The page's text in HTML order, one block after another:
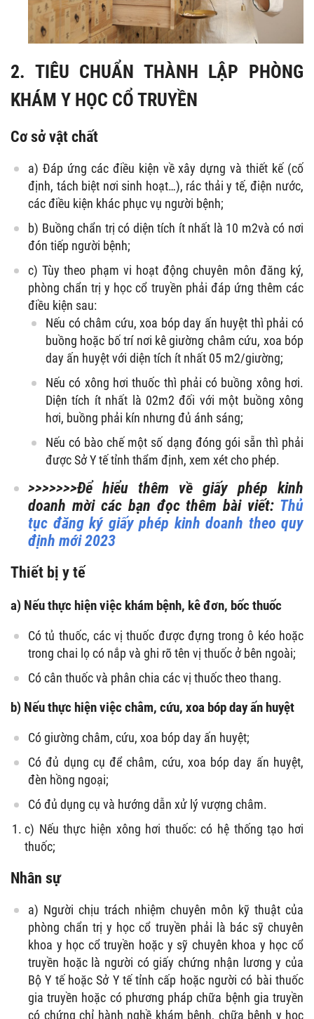
2. TIÊU CHUẨN THÀNH LẬP PHÒNG
KHÁM Y HỌC CỔ TRUYỀN
Cơ sở vật chất
a) Đáp ứng các điều kiện về xây dựng và thiết kế (cố
định, tách biệt nơi sinh hoạt…), rác thải y tế, điện nước,
các điều kiện khác phục vụ người bệnh;
b) Buồng chẩn trị có diện tích ít nhất là 10 m2và có nơi
đón tiếp người bệnh;
c) Tùy theo phạm vi hoạt động chuyên môn đăng ký,
phòng chẩn trị y học cổ truyền phải đáp ứng thêm các
điều kiện sau:
Nếu có châm cứu, xoa bóp day ấn huyệt thì phải có
buồng hoặc bố trí nơi kê giường châm cứu, xoa bóp
day ấn huyệt với diện tích ít nhất 05 m2/giường;
Nếu có xông hơi thuốc thì phải có buồng xông hơi.
Diện tích ít nhất là 02m2 đối với một buồng xông
hơi, buồng phải kín nhưng đủ ánh sáng;
Nếu có bào chế một số dạng đóng gói sẵn thì phải
được Sở Y tế tỉnh thẩm định, xem xét cho phép.
>>>>>>>Để hiểu thêm về giấy phép kinh
doanh mời các bạn đọc thêm bài viết: Thủ
tục đăng ký giấy phép kinh doanh theo quy
định mới 2023
Thiết bị y tế
a) Nếu thực hiện việc khám bệnh, kê đơn, bốc thuốc
Có tủ thuốc, các vị thuốc được đựng trong ô kéo hoặc
trong chai lọ có nắp và ghi rõ tên vị thuốc ở bên ngoài;
Có cân thuốc và phân chia các vị thuốc theo thang.
b) Nếu thực hiện việc châm, cứu, xoa bóp day ấn huyệt
Có giường châm, cứu, xoa bóp day ấn huyệt;
Có đủ dụng cụ để châm, cứu, xoa bóp day ấn huyệt,
đèn hồng ngoại;
Có đủ dụng cụ và hướng dẫn xử lý vượng châm.
c) Nếu thực hiện xông hơi thuốc: có hệ thống tạo hơi
thuốc;
Nhân sự
a) Người chịu trách nhiệm chuyên môn kỹ thuật của
phòng chẩn trị y học cổ truyền phải là bác sỹ chuyên
khoa y học cổ truyền hoặc y sỹ chuyên khoa y học cổ
truyền hoặc là người có giấy chứng nhận lương y của
Bộ Y tế hoặc Sở Y tế tỉnh cấp hoặc người có bài thuốc
gia truyền hoặc có phương pháp chữa bệnh gia truyền
có chứng chỉ hành nghề khám bệnh, chữa bệnh y học